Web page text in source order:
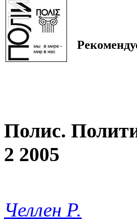
Полис.
2 2005
Челлен Р.